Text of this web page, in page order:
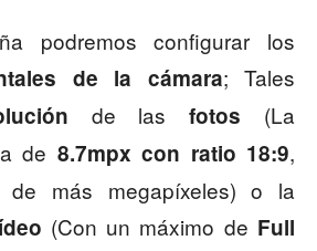
podremos configurar los
de la cámara; Tales
de lasfotos (La
de 8.7mpx con ratio 18:9,
más megapíxeles) o la
(Con un máximo de Full